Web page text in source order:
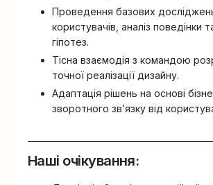
Проведення базових
користувачів, аналіз поведінки
гіпотез.
Тісна взаємодія з командою
точної реалізації дизайну.
Адаптація рішень на основі
зворотного зв’язку від
Наші очікування: